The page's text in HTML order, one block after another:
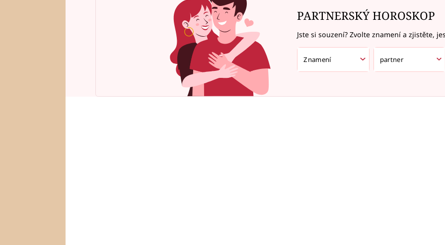
PARTNERSKÝ HOROSKOP
Jste si souzení? Zvolte znamení a zjistěte,